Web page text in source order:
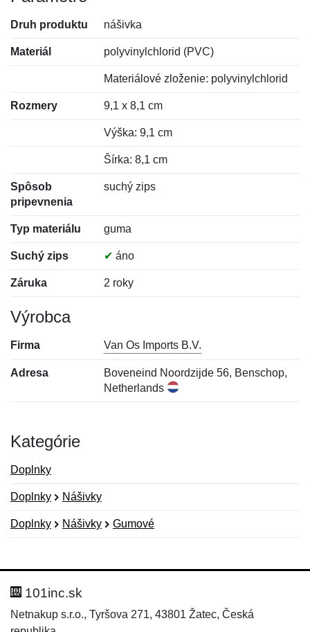
Druh produktu nášivka
Materiál polyvinylchlorid (PVC)
Materiálové zloženie: polyvinylchlorid
Rozmery 9,1 x 8,1 cm
Výška: 9,1 cm
Šírka: 8,1 cm
Spôsob
pripevnenia
suchý zips
Typ materiálu guma
Suchý zips ✔ áno
Záruka 2 roky
Výrobca
Firma Van Os Imports B.V.
Adresa
Boveneind Noordzijde 56, Benschop,
Netherlands
Kategórie
Doplnky
Doplnky Nášivky
Doplnky Nášivky Gumové
Hodnotenie:
Meno:
101inc.sk
Netnakup s.r.o., Tyršova 271, 43801 Žatec, Česká